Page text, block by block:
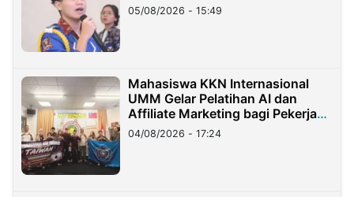
05/08/2026 - 15:49
Mahasiswa KKN Internasional
UMM Gelar Pelatihan AI dan
Affiliate Marketing bagi Pekerja
Migran Indonesia di Taiwan
04/08/2026 - 17:24